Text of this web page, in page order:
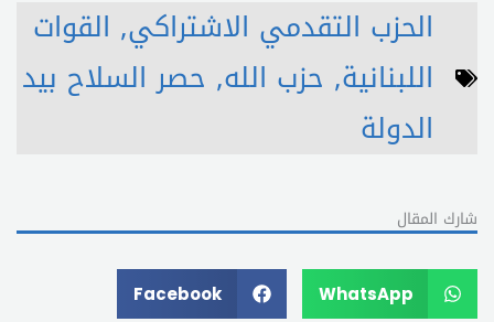
الحزب التقدمي الاشتراكي, القوات
اللبنانية, حزب الله, حصر السلاح بيد
الدولة
شارك المقال
WhatsApp
Facebook